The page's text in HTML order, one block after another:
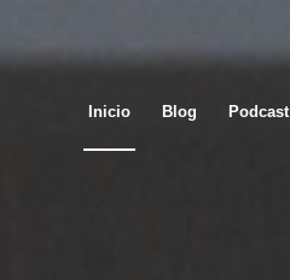
Inicio Blog Podcast